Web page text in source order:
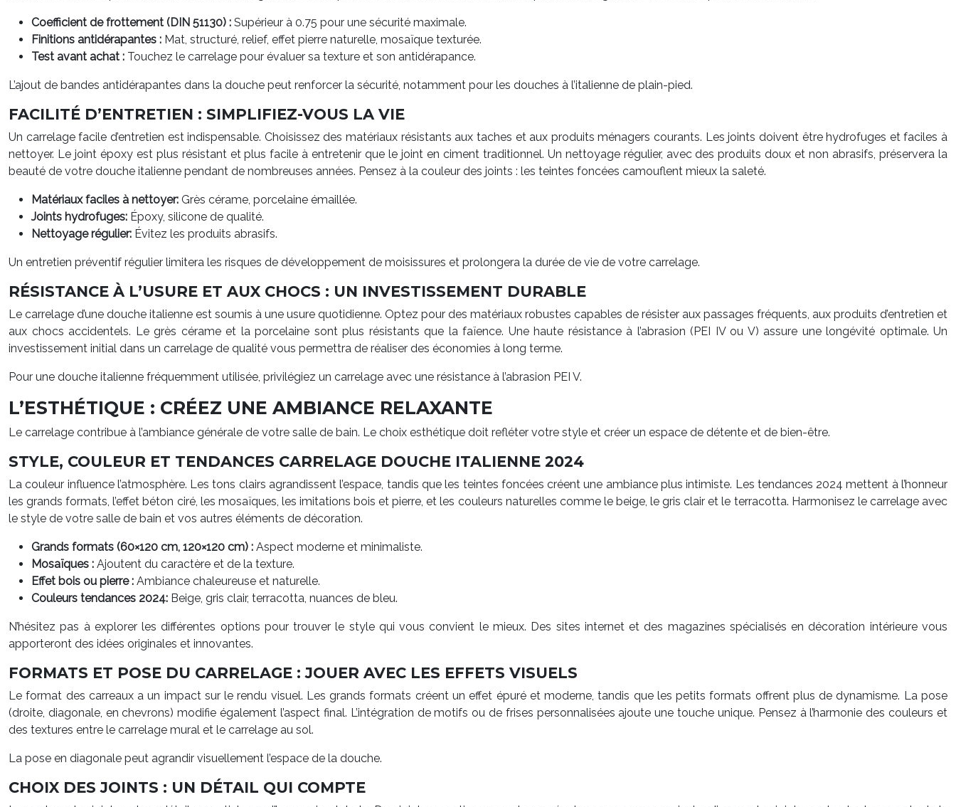
Coefficient de frottement (DIN 51130) : Supérieur à 0.75 pour une sécurité maximale.
Finitions antidérapantes : Mat, structuré, relief, effet pierre naturelle, mosaïque texturée.
Test avant achat : Touchez le carrelage pour évaluer sa texture et son antidérapance.
L’ajout de bandes antidérapantes dans la douche peut renforcer la sécurité, notamment pour les douches à l’italienne de plain-pied.
FACILITÉ D’ENTRETIEN : SIMPLIFIEZ-VOUS LA VIE
Un carrelage facile d’entretien est indispensable. Choisissez des matériaux résistants aux taches et aux produits ménagers courants. Les joints doivent être hydrofuges et faciles à
nettoyer. Le joint époxy est plus résistant et plus facile à entretenir que le joint en ciment traditionnel. Un nettoyage régulier, avec des produits doux et non abrasifs, préservera la
beauté de votre douche italienne pendant de nombreuses années. Pensez à la couleur des joints : les teintes foncées camouflent mieux la saleté.
Matériaux faciles à nettoyer: Grès cérame, porcelaine émaillée.
Joints hydrofuges: Époxy, silicone de qualité.
Nettoyage régulier: Évitez les produits abrasifs.
Un entretien préventif régulier limitera les risques de développement de moisissures et prolongera la durée de vie de votre carrelage.
RÉSISTANCE À L’USURE ET AUX CHOCS : UN INVESTISSEMENT DURABLE
Le carrelage d’une douche italienne est soumis à une usure quotidienne. Optez pour des matériaux robustes capables de résister aux passages fréquents, aux produits d’entretien et
aux chocs accidentels. Le grès cérame et la porcelaine sont plus résistants que la faïence. Une haute résistance à l’abrasion (PEI IV ou V) assure une longévité optimale. Un
investissement initial dans un carrelage de qualité vous permettra de réaliser des économies à long terme.
Pour une douche italienne fréquemment utilisée, privilégiez un carrelage avec une résistance à l’abrasion PEI V.
L’ESTHÉTIQUE : CRÉEZ UNE AMBIANCE RELAXANTE
Le carrelage contribue à l’ambiance générale de votre salle de bain. Le choix esthétique doit refléter votre style et créer un espace de détente et de bien-être.
STYLE, COULEUR ET TENDANCES CARRELAGE DOUCHE ITALIENNE 2024
La couleur influence l’atmosphère. Les tons clairs agrandissent l’espace, tandis que les teintes foncées créent une ambiance plus intimiste. Les tendances 2024 mettent à l’honneur
les grands formats, l’effet béton ciré, les mosaïques, les imitations bois et pierre, et les couleurs naturelles comme le beige, le gris clair et le terracotta. Harmonisez le carrelage avec
le style de votre salle de bain et vos autres éléments de décoration.
Grands formats (60×120 cm, 120×120 cm) : Aspect moderne et minimaliste.
Mosaïques : Ajoutent du caractère et de la texture.
Effet bois ou pierre : Ambiance chaleureuse et naturelle.
Couleurs tendances 2024: Beige, gris clair, terracotta, nuances de bleu.
N’hésitez pas à explorer les différentes options pour trouver le style qui vous convient le mieux. Des sites internet et des magazines spécialisés en décoration intérieure vous
apporteront des idées originales et innovantes.
FORMATS ET POSE DU CARRELAGE : JOUER AVEC LES EFFETS VISUELS
Le format des carreaux a un impact sur le rendu visuel. Les grands formats créent un effet épuré et moderne, tandis que les petits formats offrent plus de dynamisme. La pose
(droite, diagonale, en chevrons) modifie également l’aspect final. L’intégration de motifs ou de frises personnalisées ajoute une touche unique. Pensez à l’harmonie des couleurs et
des textures entre le carrelage mural et le carrelage au sol.
La pose en diagonale peut agrandir visuellement l’espace de la douche.
CHOIX DES JOINTS : UN DÉTAIL QUI COMPTE